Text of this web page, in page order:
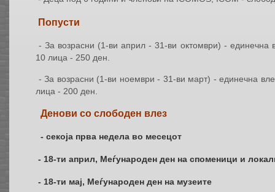
Попусти
- За возрасни (1-ви април - 31-ви октомври) - единечна
10 лица - 250 ден.
- За возрасни (1-ви ноември - 31-ви март) - единечна
лица - 200 ден.
Денови со слободен влез
- секоја прва недела во месецот
- 18-ти април, Mеѓународен ден на споменици и
- 18-ти мај, Mеѓународен ден на музеите